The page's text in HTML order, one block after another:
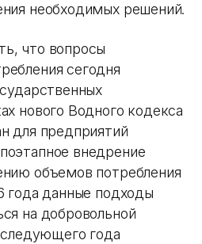
необходимых решений.
что вопросы
сегодня
нового Водного кодекса
для предприятий
внедрение
объемов потребления
года данные подходы
на добровольной
следующего года